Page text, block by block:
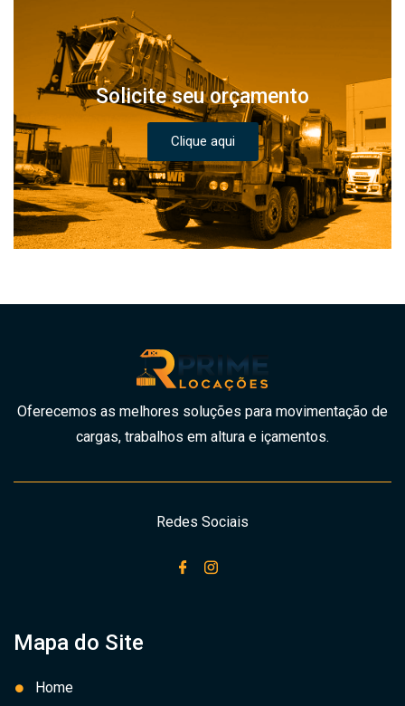
Solicite seu orçamento
Clique aqui
Oferecemos as melhores soluções para movimentação de
cargas, trabalhos em altura e içamentos.
Redes Sociais
Mapa do Site
Home